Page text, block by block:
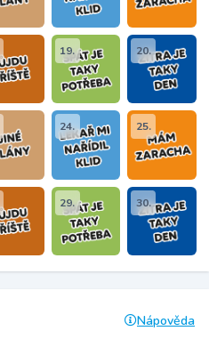
19. 20.
24. 25.
29. 30.
Nápověda